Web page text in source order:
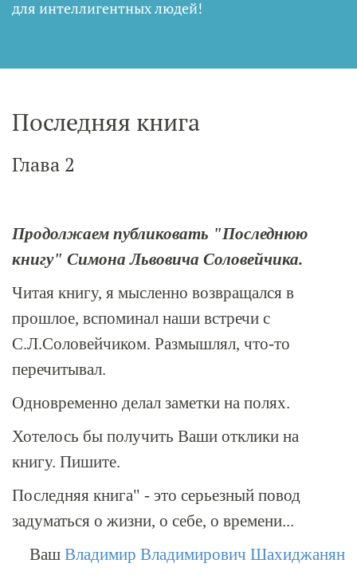
для интеллигентных людей!
Последняя книга
Глава 2
Продолжаем публиковать "Последнюю
книгу" Симона Львовича Соловейчика.
Читая книгу, я мысленно возвращался в
прошлое, вспоминал наши встречи с
С.Л.Соловейчиком. Размышлял, что-то
перечитывал.
Одновременно делал заметки на полях.
Хотелось бы получить Ваши отклики на
книгу. Пишите.
Последняя книга" - это серьезный повод
задуматься о жизни, о себе, о времени...
Ваш Владимир Владимирович Шахиджанян